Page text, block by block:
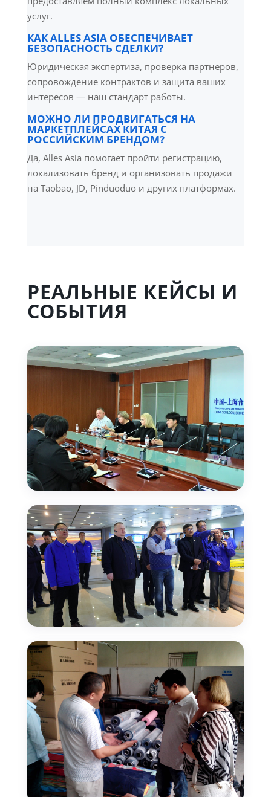
услуг.
КАК ALLES ASIA ОБЕСПЕЧИВАЕТ
БЕЗОПАСНОСТЬ СДЕЛКИ?
Юридическая экспертиза, проверка партнеров,
сопровождение контрактов и защита ваших
интересов — наш стандарт работы.
МОЖНО ЛИ ПРОДВИГАТЬСЯ НА
МАРКЕТПЛЕЙСАХ КИТАЯ С
РОССИЙСКИМ БРЕНДОМ?
Да, Alles Asia помогает пройти регистрацию,
локализовать бренд и организовать продажи
на Taobao, JD, Pinduoduo и других платформах.
РЕАЛЬНЫЕ КЕЙСЫ И
СОБЫТИЯ